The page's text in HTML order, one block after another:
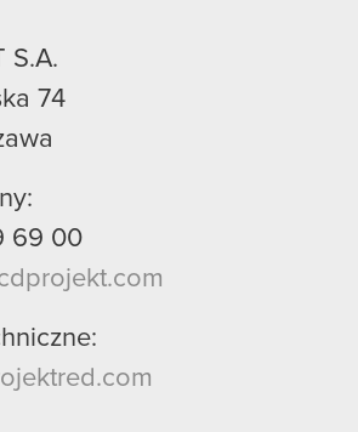
S.A.
74
69 00